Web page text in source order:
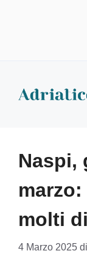
Naspi,
molti
4 Marzo 2025 di